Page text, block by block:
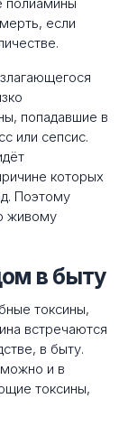
полиамины
если
попадавшие в
или сепсис.
которых
Поэтому
живому
в быту
токсины,
встречаются
в быту.
и в
токсины,